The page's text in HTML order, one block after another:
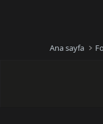
Ana sayfa